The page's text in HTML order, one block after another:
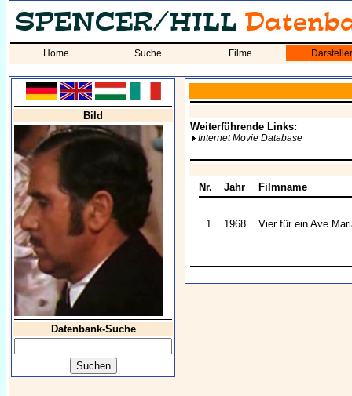
Home Suche Filme Darsteller
Bild
Datenbank-Suche
Weiterführende Links:
Internet Movie Database
Nr. Jahr Filmname
1. 1968 Vier für ein Ave